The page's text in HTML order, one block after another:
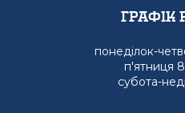
графік
понеділок-
п'ятниця
субота-